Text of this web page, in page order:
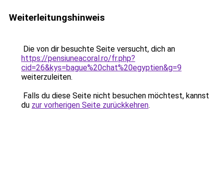
Weiterleitungshinweis
Die von dir besuchte Seite versucht, dich an
https://pensiuneacoral.ro/fr.php?
cid=26&kys=bague%20chat%20egyptien&g=9
weiterzuleiten.
Falls du diese Seite nicht besuchen möchtest, kannst
du zur vorherigen Seite zurückkehren.